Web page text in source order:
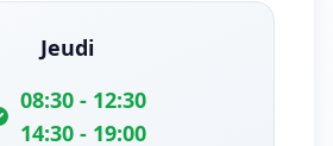
Jeudi
08:30 - 12:30
14:30 - 19:00